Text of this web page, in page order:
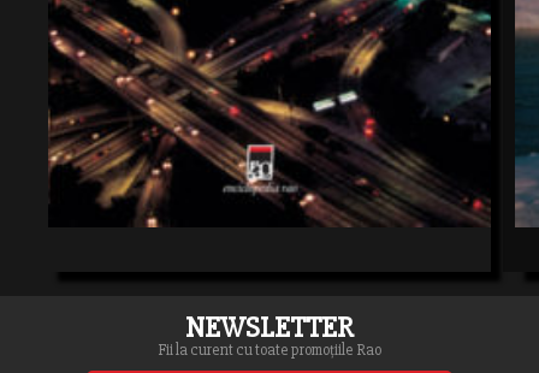
NEWSLETTER
Fii la curent cu toate promoțiile Rao